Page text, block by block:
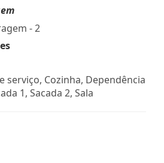
- 2
serviço, Cozinha, Dependência
1, Sacada 2, Sala